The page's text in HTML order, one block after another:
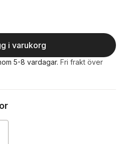
i varukorg
5-8 vardagar. Fri frakt över